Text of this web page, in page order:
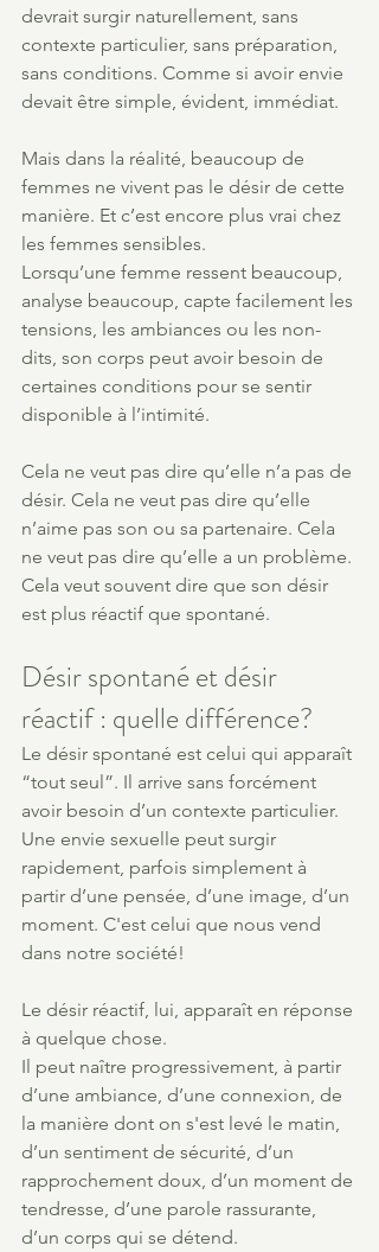
devrait surgir naturellement, sans
contexte particulier, sans préparation,
sans conditions. Comme si avoir envie
devait être simple, évident, immédiat.
Mais dans la réalité, beaucoup de
femmes ne vivent pas le désir de cette
manière. Et c’est encore plus vrai chez
les femmes sensibles.
Lorsqu’une femme ressent beaucoup,
analyse beaucoup, capte facilement les
tensions, les ambiances ou les non-
dits, son corps peut avoir besoin de
certaines conditions pour se sentir
disponible à l’intimité.
Cela ne veut pas dire qu’elle n’a pas de
désir. Cela ne veut pas dire qu’elle
n’aime pas son ou sa partenaire. Cela
ne veut pas dire qu’elle a un problème.
Cela veut souvent dire que son désir
est plus réactif que spontané.
Désir spontané et désir
réactif : quelle différence?
Le désir spontané est celui qui apparaît
“tout seul”. Il arrive sans forcément
avoir besoin d’un contexte particulier.
Une envie sexuelle peut surgir
rapidement, parfois simplement à
partir d’une pensée, d’une image, d’un
moment. C'est celui que nous vend
dans notre société!
Le désir réactif, lui, apparaît en réponse
à quelque chose.
Il peut naître progressivement, à partir
d’une ambiance, d’une connexion, de
la manière dont on s'est levé le matin,
d’un sentiment de sécurité, d’un
rapprochement doux, d’un moment de
tendresse, d’une parole rassurante,
d’un corps qui se détend.